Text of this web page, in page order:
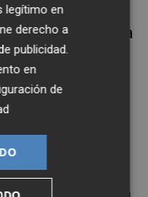
busca “la
subrayó la
que propone
y la
pie a nuevas y
la fragilidad y la
legítimo en
derecho a
publicidad.
en
de